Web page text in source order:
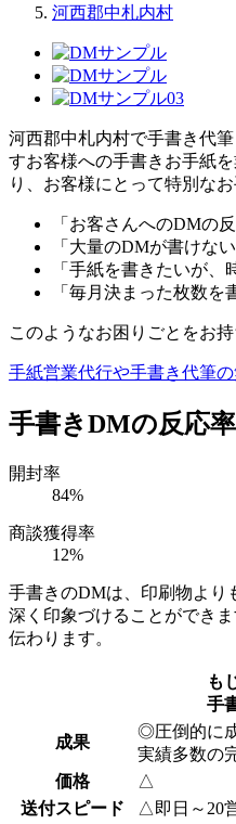
河西郡中札内村
河西郡中札内村で手書き代
すお客様への手書きお手紙
り、お客様にとって特別な
「お客さんへのDMの
「大量のDMが書けない
「手紙を書きたいが、
「毎月決まった枚数を
このようなお困りごとをお
手紙営業代行や手書き代筆
手書きDMの反応
開封率
84%
商談獲得率
12%
手書きのDMは、印刷物より
深く印象づけることができ
伝わります。
も
手
成果
◎圧倒的に
実績多数の
価格
△
送付スピード
△ 即日～20